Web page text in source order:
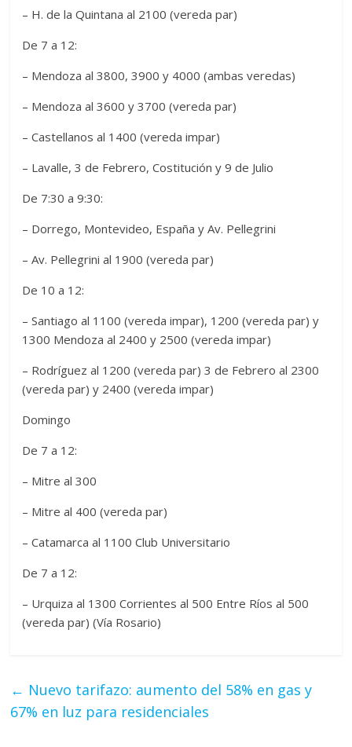
– H. de la Quintana al 2100 (vereda par)
De 7 a 12:
– Mendoza al 3800, 3900 y 4000 (ambas veredas)
– Mendoza al 3600 y 3700 (vereda par)
– Castellanos al 1400 (vereda impar)
– Lavalle, 3 de Febrero, Costitución y 9 de Julio
De 7:30 a 9:30:
– Dorrego, Montevideo, España y Av. Pellegrini
– Av. Pellegrini al 1900 (vereda par)
De 10 a 12:
– Santiago al 1100 (vereda impar), 1200 (vereda par) y
1300 Mendoza al 2400 y 2500 (vereda impar)
– Rodríguez al 1200 (vereda par) 3 de Febrero al 2300
(vereda par) y 2400 (vereda impar)
Domingo
De 7 a 12:
– Mitre al 300
– Mitre al 400 (vereda par)
– Catamarca al 1100 Club Universitario
De 7 a 12:
– Urquiza al 1300 Corrientes al 500 Entre Ríos al 500
(vereda par) (Vía Rosario)
← Nuevo tarifazo: aumento del 58% en gas y
67% en luz para residenciales